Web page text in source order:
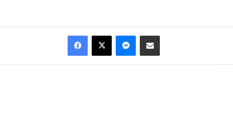
Facebook
X Messenger
Condividi via Email